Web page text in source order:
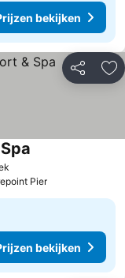
bekijken
Delen
Pier
bekijken